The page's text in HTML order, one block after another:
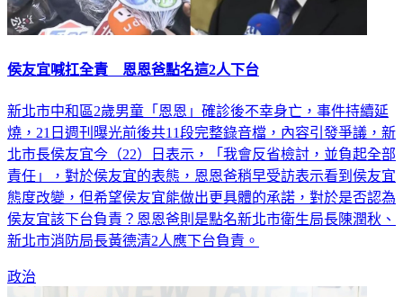
新北市中和區2歲男童「恩恩」確診後不幸身亡，事件持續延
燒，21日週刊曝光前後共11段完整錄音檔，內容引發爭議，新
北市長侯友宜今（22）日表示，「我會反省檢討，並負起全部
責任」，對於侯友宜的表態，恩恩爸稍早受訪表示看到侯友宜
態度改變，但希望侯友宜能做出更具體的承諾，對於是否認為
侯友宜該下台負責？恩恩爸則是點名新北市衛生局長陳潤秋、